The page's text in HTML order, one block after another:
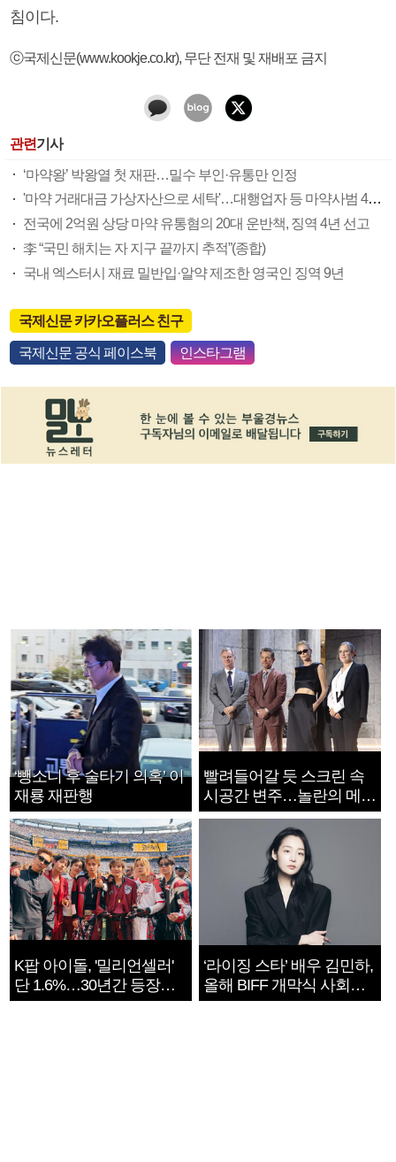
침이다.
ⓒ국제신문(www.kookje.co.kr), 무단 전재 및 재배포 금지
관련기사
‘마약왕’ 박왕열 첫 재판…밀수 부인·유통만 인정
'마약 거래대금 가상자산으로 세탁'…대행업자 등 마약사범 40명 검거
전국에 2억원 상당 마약 유통혐의 20대 운반책, 징역 4년 선고
李 “국민 해치는 자 지구 끝까지 추적”(종합)
국내 엑스터시 재료 밀반입·알약 제조한 영국인 징역 9년
국제신문 카카오플러스 친구
국제신문 공식 페이스북 인스타그램
‘뺑소니 후 술타기 의혹’ 이
재룡 재판행
빨려들어갈 듯 스크린 속
시공간 변주…놀란의 메시
지는 ‘전쟁 속죄’
K팝 아이돌, '밀리언셀러'
단 1.6%…30년간 등장
1182개팀 전수조사
‘라이징 스타’ 배우 김민하,
올해 BIFF 개막식 사회자
확정